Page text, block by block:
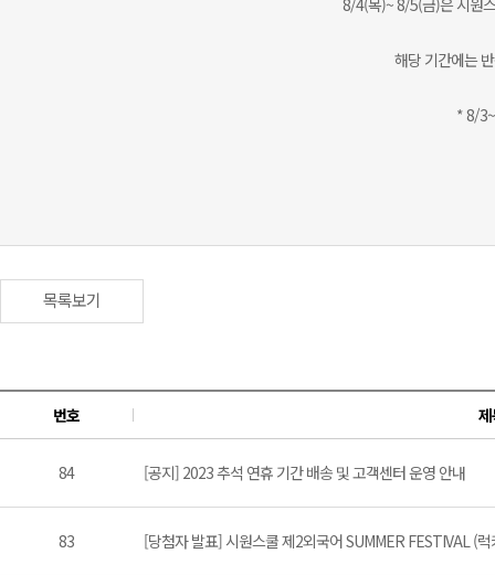
8/4(목)~ 8/5(금)은 시원
해당 기간에는
* 8/
목록보기
번호
84 [공지] 2023 추석 연휴 기간 배송 및 고객센터 운영 안내
83 [당첨자 발표] 시원스쿨 제2외국어 SUMMER FESTIVAL (